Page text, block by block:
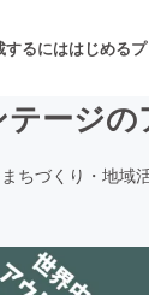
するにははじめる
ージ
まちづくり・地域